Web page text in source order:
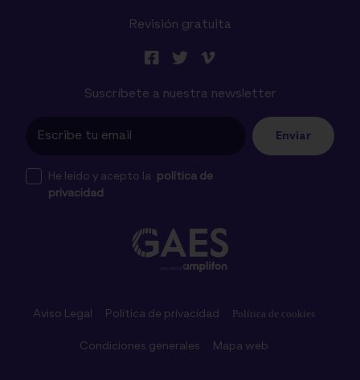
Revisión gratuita
Suscríbete a nuestra newsletter
He leído y acepto la
política de
privacidad
Enviar
Aviso Legal Política de privacidad Política de cookies
Condiciones generales Mapa web